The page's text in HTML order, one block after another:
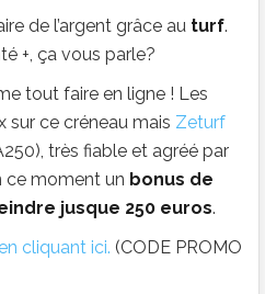
de l’argent grâce au turf.
+, ça vous parle?
tout faire en ligne ! Les
sur ce créneau mais Zeturf
très fiable et agréé par
ce moment un bonus de
jusque 250 euros.
cliquant ici. (CODE PROMO